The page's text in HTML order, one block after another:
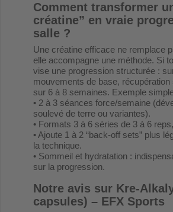
Comment transformer
créatine” en vraie
salle ?
Une créatine efficace ne remplace
elle accompagne une méthode. Si
vise une progression structurée :
mouvements de base,
sur 6 à 8 semaines. Exemple
• 2 à 3 séances force/semaine
soulevé de terre ou variantes).
• Formats 3 à 6 séries de 3 à 6
• Ajoute 1 à 2 “back-off sets” plus
la technique.
• Sommeil et hydratation :
sur la progression.
Notre avis sur Kre-
capsules) – EFX Sports